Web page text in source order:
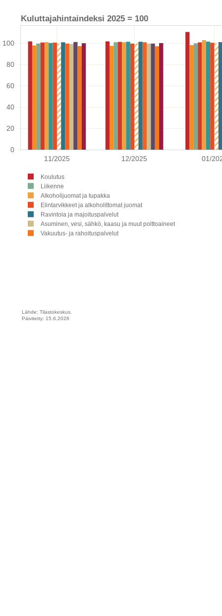
11/2025 12/2025 01/
0
20
40
60
80
100
Koulutus
Liikenne
Alkoholijuomat ja tupakka
Elintarvikkeet ja alkoholittomat juomat
Ravintola ja majoituspalvelut
Asuminen, vesi, sähkö, kaasu ja muut polttoaineet
Vakuutus- ja rahoituspalvelut
Kuluttajahintaindeksi 2025 = 100
Lähde: Tilastokeskus.
Päivitetty: 15.6.2026